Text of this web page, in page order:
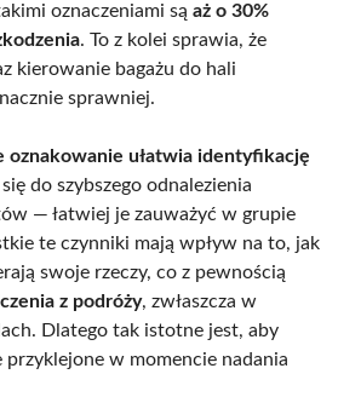
oznaczeniami są aż o 30%
. To z kolei sprawia, że
kierowanie bagażu do hali
sprawniej.
oznakowanie ułatwia identyfikację
do szybszego odnalezienia
— łatwiej je zauważyć w grupie
te czynniki mają wpływ na to, jak
swoje rzeczy, co z pewnością
z podróży, zwłaszcza w
Dlatego tak istotne jest, aby
przyklejone w momencie nadania